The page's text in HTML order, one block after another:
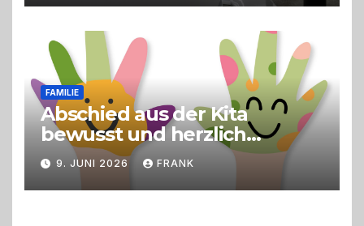
FAMILIE
Abschied aus der Kita
bewusst und herzlich
gestalten
9. JUNI 2026 FRANK